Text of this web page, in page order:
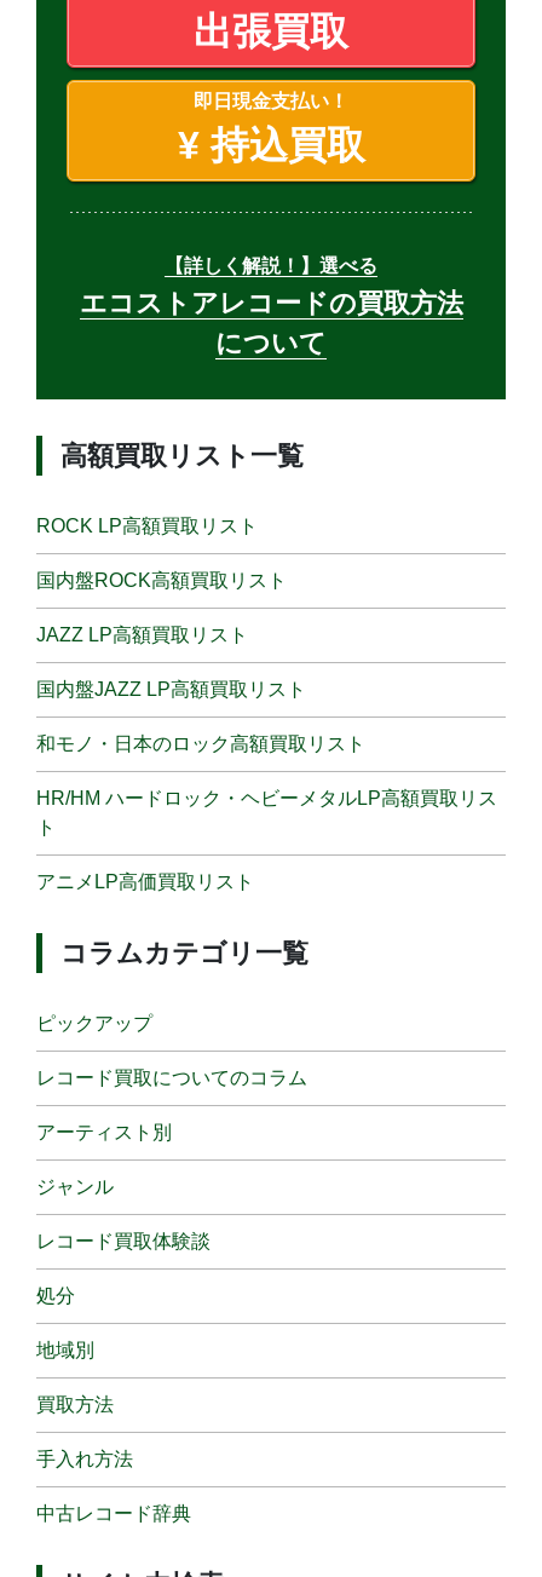
出張買取
即日現金支払い！
¥持込買取
【詳しく解説！】選べる
エコストアレコードの買取方法
について
高額買取リスト一覧
ROCK LP高額買取リスト
国内盤ROCK高額買取リスト
JAZZ LP高額買取リスト
国内盤JAZZ LP高額買取リスト
和モノ・日本のロック高額買取リスト
HR/HM ハードロック・ヘビーメタルLP高額買取リス
ト
アニメLP高価買取リスト
コラムカテゴリ一覧
ピックアップ
レコード買取についてのコラム
アーティスト別
ジャンル
レコード買取体験談
処分
地域別
買取方法
手入れ方法
中古レコード辞典